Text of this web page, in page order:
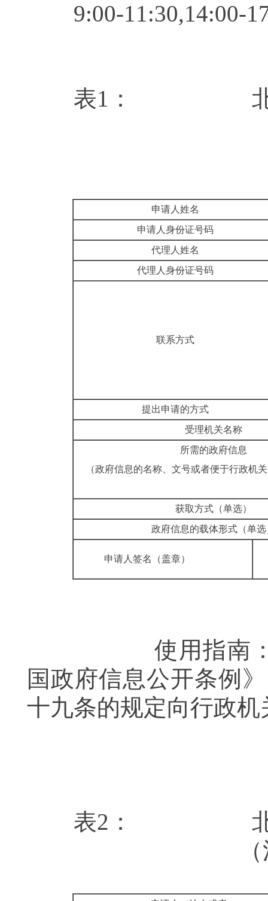
9:00-11:30,14:00-
表1： 北京市丰
申请人姓名
申请人身份证号码
代理人姓名
代理人身份证号码
联系方式
提出申请的方式
受理机关名
所需的政府信
（政府信息的名称、文号或者便于行政机
获取方式（单
政府信息的载体形式
申请人签名（盖章）
使用指南：本文
国政府信息公开条例
十九条的规定向行政
表2： 北京市